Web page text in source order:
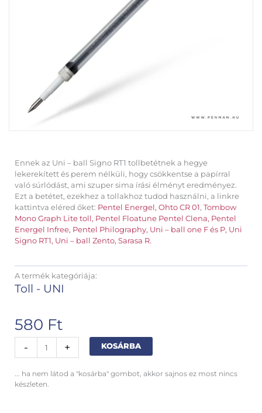
Ennek az Uni – ball Signo RT1 tollbetétnek a hegye
lekerekített és perem nélküli, hogy csökkentse a papírral
való súrlódást, ami szuper sima írási élményt eredményez.
Ezt a betétet, ezekhez a tollakhoz tudod használni, a linkre
kattintva eléred őket: Pentel Energel, Ohto CR 01, Tombow
Mono Graph Lite toll, Pentel Floatune Pentel Clena, Pentel
Energel Infree, Pentel Philography, Uni – ball one F és P, Uni
Signo RT1, Uni – ball Zento, Sarasa R.
A termék kategóriája:
Toll - UNI
580 Ft
-
tollbetét
038
+ KOSÁRBA
... ha nem látod a "kosárba" gombot, akkor sajnos ez most nincs
készleten.